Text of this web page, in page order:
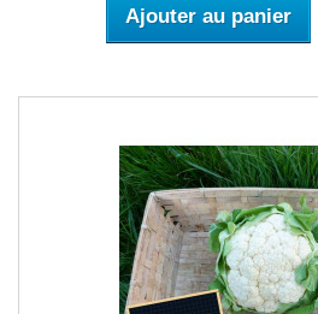
Ajouter au panier